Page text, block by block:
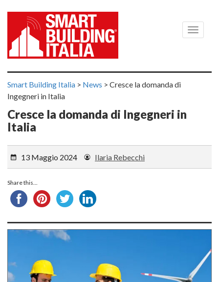
Menù
Smart Building Italia > News > Cresce la domanda di
Ingegneri in Italia
Cresce la domanda di Ingegneri in
Italia
13 Maggio 2024 Ilaria Rebecchi
Share this...